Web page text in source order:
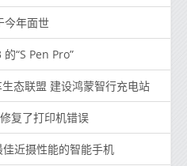
今年面世
“S Pen Pro”
态联盟 建设鸿蒙智行充电站
复了打印机错误
近摄性能的智能手机